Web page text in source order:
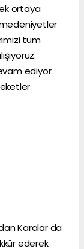
ortaya
tüm
ediyor.
Karalar da
ederek